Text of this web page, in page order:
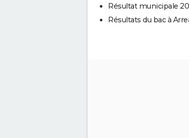
Résultat municipale
Résultats du bac à